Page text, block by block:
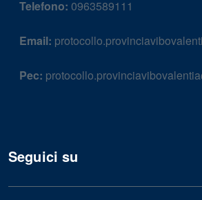
Telefono: 0963589111
Email:
Pec:
Seguici su